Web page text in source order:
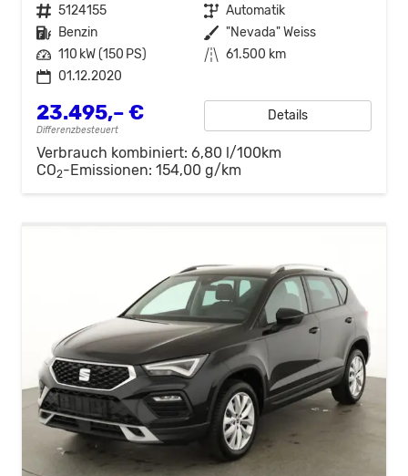
Fahrzeugnr. 5124155 Getriebe Automatik
Kraftstoff Benzin Außenfarbe "Nevada" Weiss
Leistung 110 kW (150 PS) Kilometerstand 61.500 km
01.12.2020
23.495,– €
Differenzbesteuert
Details
Verbrauch kombiniert: 6,80 l/100km
CO2-Emissionen: 154,00 g/km